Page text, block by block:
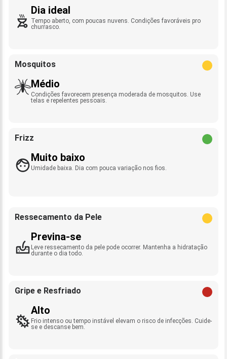
Dia ideal
Tempo aberto, com poucas nuvens. Condições favoráveis pro
churrasco.
Mosquitos
Médio
Condições favorecem presença moderada de mosquitos. Use
telas e repelentes pessoais.
Frizz
Muito baixo
Umidade baixa. Dia com pouca variação nos fios.
Ressecamento da Pele
Previna-se
Leve ressecamento da pele pode ocorrer. Mantenha a hidratação
durante o dia todo.
Gripe e Resfriado
Alto
Frio intenso ou tempo instável elevam o risco de infecções. Cuide-
se e descanse bem.